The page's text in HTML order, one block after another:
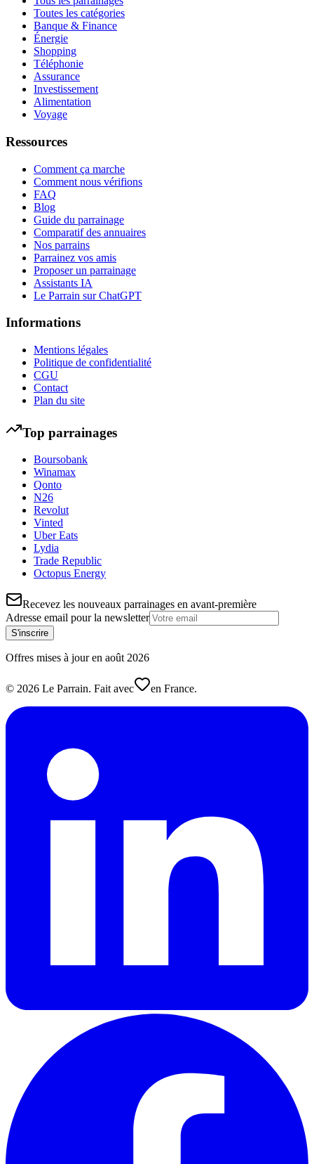
Toutes les catégories
Banque & Finance
Énergie
Shopping
Téléphonie
Assurance
Investissement
Alimentation
Voyage
Ressources
Comment ça marche
Comment nous vérifions
FAQ
Blog
Guide du parrainage
Comparatif des annuaires
Nos parrains
Parrainez vos amis
Proposer un parrainage
Assistants IA
Le Parrain sur ChatGPT
Informations
Mentions légales
Politique de confidentialité
CGU
Contact
Plan du site
Top parrainages
Boursobank
Winamax
Qonto
N26
Revolut
Vinted
Uber Eats
Lydia
Trade Republic
Octopus Energy
Recevez les nouveaux parrainages en avant-première
Adresse email pour la newsletter
S'inscrire
Offres mises à jour en août 2026
© 2026 Le Parrain. Fait avec en France.